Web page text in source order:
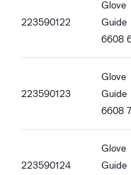
Vahvistettu kämmen
Viiltosuojaustaso F
Laatuominaisuudet
DMF-vapaa
REACH-yhteensopiva
Elintarvikehyväksytty -
Antistaattinen
Guide 6608_et-
223590122
Glove
Guide
6608
223590123
Glove
Guide
6608 7
223590124
Glove
Guide